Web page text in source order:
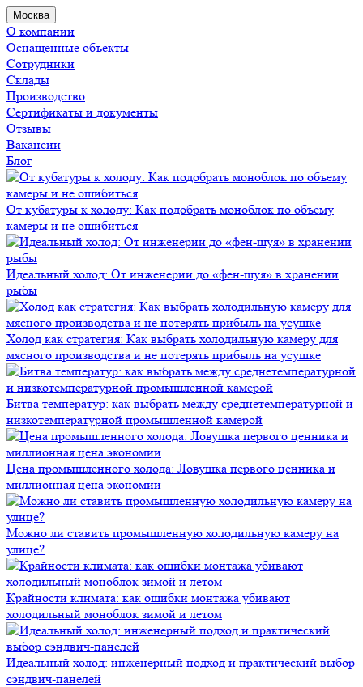
Москва
О компании
Оснащенные объекты
Сотрудники
Склады
Производство
Сертификаты и документы
Отзывы
Вакансии
Блог
От кубатуры к холоду: Как подобрать моноблок по объему
камеры и не ошибиться
Идеальный холод: От инженерии до «фен-шуя» в хранении
рыбы
Холод как стратегия: Как выбрать холодильную камеру для
мясного производства и не потерять прибыль на усушке
Битва температур: как выбрать между среднетемпературной и
низкотемпературной промышленной камерой
Цена промышленного холода: Ловушка первого ценника и
миллионная цена экономии
Можно ли ставить промышленную холодильную камеру на
улице?
Крайности климата: как ошибки монтажа убивают
холодильный моноблок зимой и летом
Идеальный холод: инженерный подход и практический выбор
сэндвич-панелей